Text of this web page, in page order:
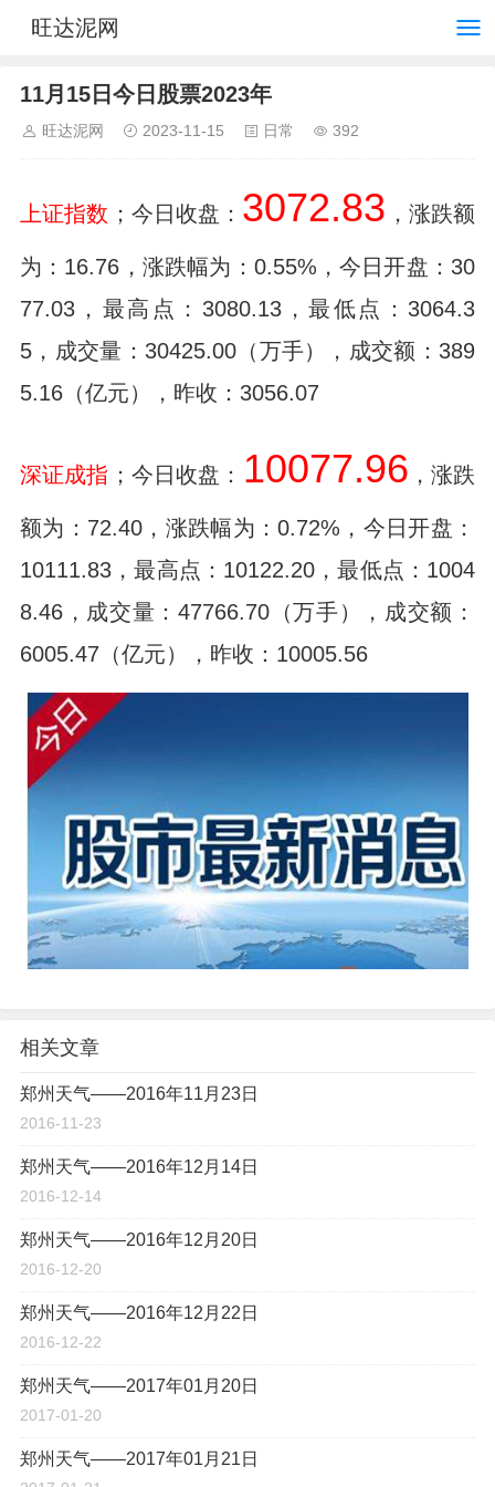
旺达泥网
11月15日今日股票2023年
旺达泥网 2023-11-15 日常 392
上证指数 ；今日收盘： 3072.83 ，涨跌额
为：16.76，涨跌幅为：0.55%，今日开盘：30
77.03，最高点：3080.13，最低点：3064.3
5，成交量：30425.00（万手），成交额：389
5.16（亿元），昨收：3056.07
深证成指 ；今日收盘： 10077.96 ，涨跌
额为：72.40，涨跌幅为：0.72%，今日开盘：
10111.83，最高点：10122.20，最低点：1004
8.46，成交量：47766.70（万手），成交额：
6005.47（亿元），昨收：10005.56
相关文章
郑州天气——2016年11月23日
2016-11-23
郑州天气——2016年12月14日
2016-12-14
郑州天气——2016年12月20日
2016-12-20
郑州天气——2016年12月22日
2016-12-22
郑州天气——2017年01月20日
2017-01-20
郑州天气——2017年01月21日